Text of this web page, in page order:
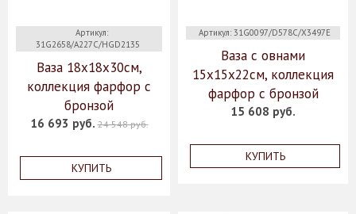
Артикул:
31G2658/A227C/HGD2135
Ваза 18х18х30см,
коллекция фарфор с
бронзой
16 693 руб.24 548 руб.
КУПИТЬ
Артикул: 31G0097/D578C/X3497E
Ваза с овнами
15x15x22см, коллекция
фарфор с бронзой
15 608 руб.
КУПИТЬ